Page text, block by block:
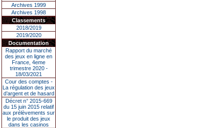
Archives 1999
Archives 1998
Classements
2018/2019
2019/2020
Documentation
Rapport du marché
des jeux en ligne en
France, 4eme
trimestre 2020 -
18/03/2021
Cour des comptes -
La régulation des jeux
d’argent et de hasard
Décret n° 2015-669
du 15 juin 2015 relatif
aux prélèvements sur
le produit des jeux
dans les casinos